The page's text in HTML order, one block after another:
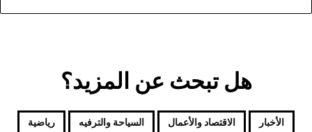
هل تبحث عن المزيد؟
الأخبار الاقتصاد والأعمال السياحة والترفيه رياضية